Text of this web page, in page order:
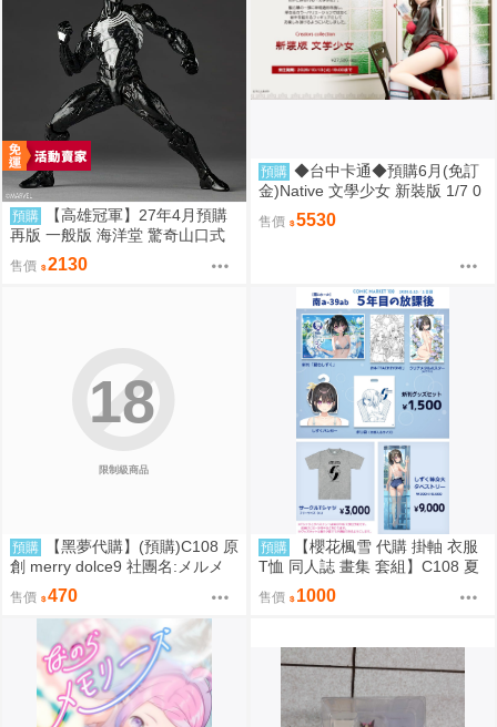
預購
【高雄冠軍】27年4月預購
再版 一般版 海洋堂 驚奇山口式
黑色戰衣蜘蛛人 共生體蜘蛛人 免
訂金0928
售價 2130
預購 ◆台中卡通◆預購6月(免訂
金)Native 文學少女 新裝版 1/7 0
917
售價 5530
限制級商品
18
預購
【黑夢代購】(預購)C108 原
創 merry dolce9 社團名:メルメ
リー 繪師:三つ葉ちょこ
售價 470
預購
【櫻花楓雪 代購 掛軸 衣服
T恤 同人誌 畫集 套組】C108 夏
色しずく カントク 監督 5年目の
放課後
售價 1000